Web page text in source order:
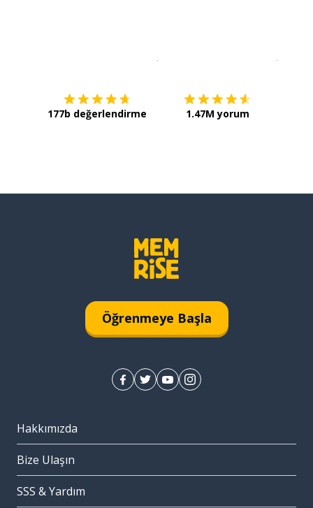
177b değerlendirme 1.47M yorum
Öğrenmeye Başla
Hakkımızda
Bize Ulaşın
SSS & Yardım